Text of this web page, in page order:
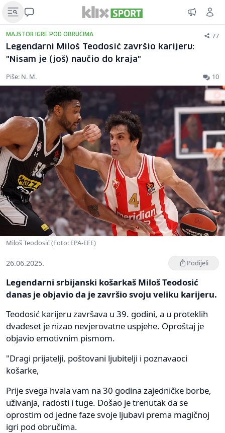
MAJSTOR IGRE POD OBRUČIMA 77
Legendarni Miloš Teodosić završio karijeru:
"Nisam je (još) naučio do kraja"
Piše: N. M. 10
Miloš Teodosić (Foto: EPA-EFE)
26.06.2025. Podijeli
Legendarni srbijanski košarkaš Miloš Teodosić
danas je objavio da je završio svoju veliku karijeru.
Teodosić karijeru završava u 39. godini, a u proteklih
dvadeset je nizao nevjerovatne uspjehe. Oproštaj je
objavio emotivnim pismom.
"Dragi prijatelji, poštovani ljubitelji i poznavaoci
košarke,
Prije svega hvala vam na 30 godina zajedničke borbe,
uživanja, radosti i tuge. Došao je trenutak da se
oprostim od jedne faze svoje ljubavi prema magičnoj
igri pod obručima.